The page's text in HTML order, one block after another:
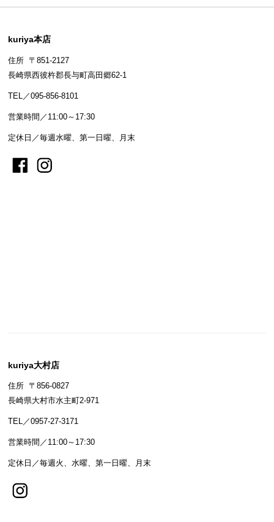
kuriya本店
住所 〒851-2127
長崎県西彼杵郡長与町高田郷62-1
TEL／095-856-8101
営業時間／11:00～17:30
定休日／毎週水曜、第一日曜、月末
kuriya大村店
住所 〒856-0827
長崎県大村市水主町2-971
TEL／0957-27-3171
営業時間／11:00～17:30
定休日／毎週火、水曜、第一日曜、月末